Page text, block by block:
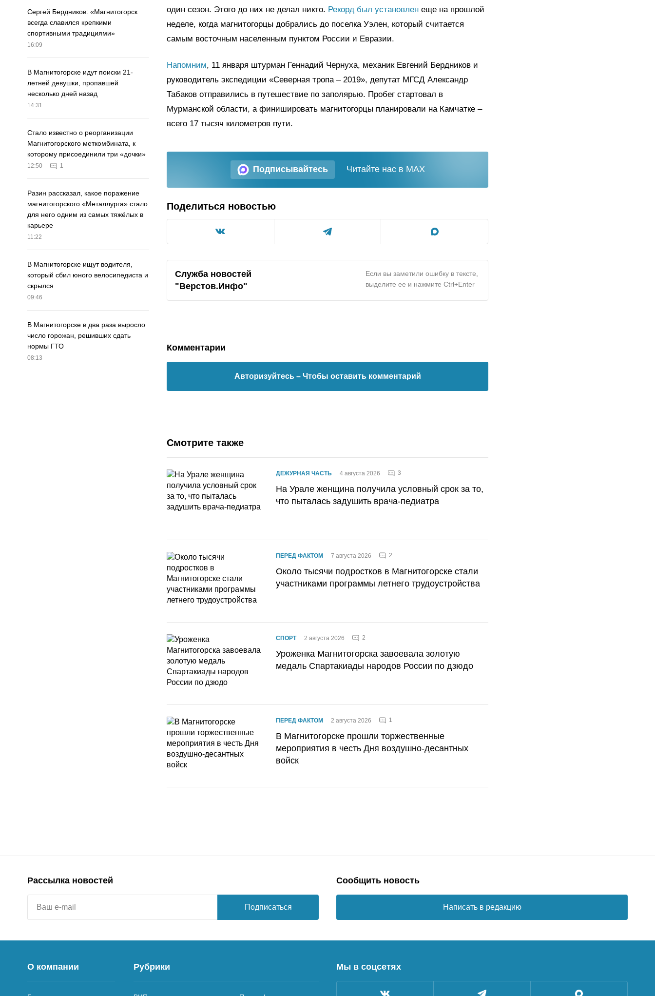
Сергей Бердников: «Магнитогорск
всегда славился крепкими
спортивными традициями»
16:09
В Магнитогорске идут поиски 21-
летней девушки, пропавшей
несколько дней назад
14:31
Стало известно о реорганизации
Магнитогорского меткомбината, к
которому присоединили три «дочки»
12:50 1
Разин рассказал, какое поражение
магнитогорского «Металлурга» стало
для него одним из самых тяжёлых в
карьере
11:22
В Магнитогорске ищут водителя,
который сбил юного велосипедиста и
скрылся
09:46
В Магнитогорске в два раза выросло
число горожан, решивших сдать
нормы ГТО
08:13
один сезон. Этого до них не делал никто. Рекорд был установлен еще на прошлой
неделе, когда магнитогорцы добрались до поселка Уэлен, который считается
самым восточным населенным пунктом России и Евразии.
Напомним, 11 января штурман Геннадий Чернуха, механик Евгений Бердников и
руководитель экспедиции «Северная тропа – 2019», депутат МГСД Александр
Табаков отправились в путешествие по заполярью. Пробег стартовал в
Мурманской области, а финишировать магнитогорцы планировали на Камчатке –
всего 17 тысяч километров пути.
Подписывайтесь Читайте нас в MAX
Поделиться новостью
Служба новостей
"Верстов.Инфо"
Если вы заметили ошибку в тексте,
выделите ее и нажмите Ctrl+Enter
Комментарии
Авторизуйтесь – Чтобы оставить комментарий
Смотрите также
ДЕЖУРНАЯ ЧАСТЬ 4 августа 2026 3
На Урале женщина получила условный срок за то,
что пыталась задушить врача-педиатра
ПЕРЕД ФАКТОМ 7 августа 2026 2
Около тысячи подростков в Магнитогорске стали
участниками программы летнего трудоустройства
СПОРТ 2 августа 2026 2
Уроженка Магнитогорска завоевала золотую
медаль Спартакиады народов России по дзюдо
ПЕРЕД ФАКТОМ 2 августа 2026 1
В Магнитогорске прошли торжественные
мероприятия в честь Дня воздушно-десантных
войск
Рассылка новостей
Подписаться
Сообщить новость
Написать в редакцию
О компании Рубрики Мы в соцсетях